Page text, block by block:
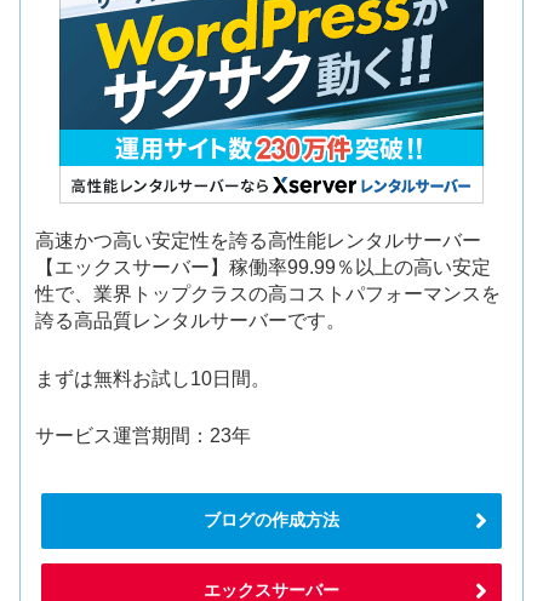
高速かつ高い安定性を誇る高性能レンタルサーバー
【エックスサーバー】稼働率99.99％以上の高い安定
性で、業界トップクラスの高コストパフォーマンスを
誇る高品質レンタルサーバーです。
まずは無料お試し10日間。
サービス運営期間：23年
ブログの作成方法
エックスサーバー